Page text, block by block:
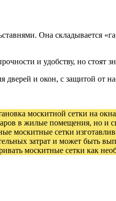
Она складывается
и удобству, но стоят
и окон, с защитой от
москитной сетки на
в жилые помещения, но и
москитные сетки
затрат и может быть
москитные сетки как